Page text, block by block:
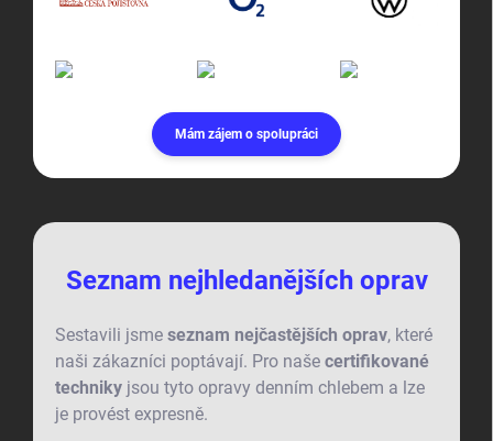
Mám zájem o spolupráci
Seznam nejhledanějších oprav
Sestavili jsme seznam nejčastějších oprav, které
naši zákazníci poptávají. Pro naše certifikované
techniky jsou tyto opravy denním chlebem a lze
je provést expresně.